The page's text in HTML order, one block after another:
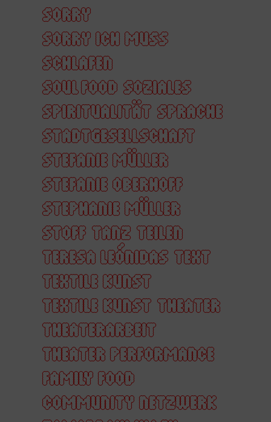
SORRY
SORRY ICH MUSS
SCHLAFEN
SOUL FOOD SOZIALES
SPIRITUALITÄT SPRACHE
STADTGESELLSCHAFT
STEFANIE MÜLLER
STEFANIE OBERHOFF
STEPHANIE MÜLLER
STOFF TANZ TEILEN
TERESA LEÓNIDAS TEXT
TEXTILE KUNST
TEXTILE KUNST THEATER
THEATERARBEIT
THEATER PERFORMANCE
FAMILY FOOD
COMMUNITY NETZWERK